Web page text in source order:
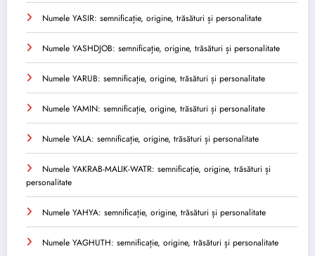
Numele YASIR: semnificație, origine, trăsături și personalitate
Numele YASHDJOB: semnificație, origine, trăsături și personalitate
Numele YARUB: semnificație, origine, trăsături și personalitate
Numele YAMIN: semnificație, origine, trăsături și personalitate
Numele YALA: semnificație, origine, trăsături și personalitate
Numele YAKRAB-MALIK-WATR: semnificație, origine, trăsături și
personalitate
Numele YAHYA: semnificație, origine, trăsături și personalitate
Numele YAGHUTH: semnificație, origine, trăsături și personalitate